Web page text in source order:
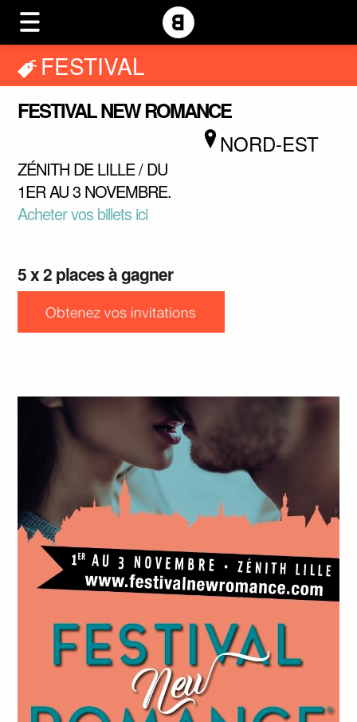
FESTIVAL
FESTIVAL NEW ROMANCE
NORD-EST
ZÉNITH DE LILLE / DU
1ER AU 3 NOVEMBRE.
Acheter vos billets ici
5 x 2 places à gagner